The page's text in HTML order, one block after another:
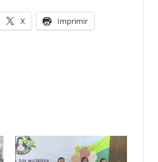
X Imprimir